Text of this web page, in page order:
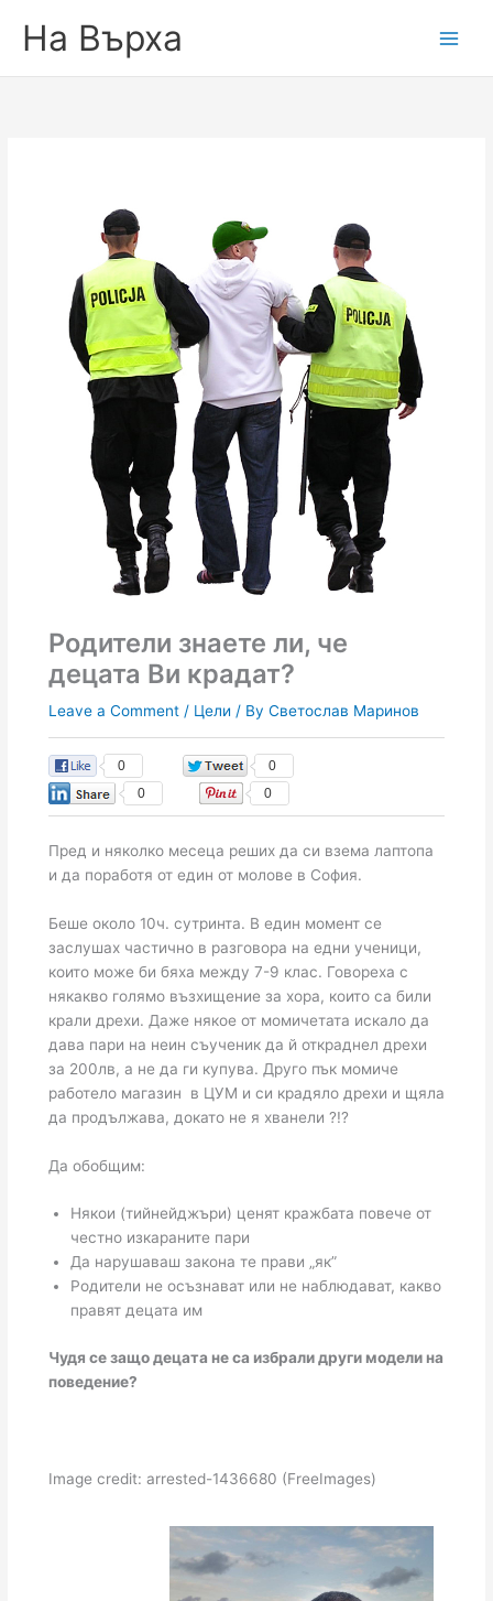
На Върха
Родители знаете ли, че
децата Ви крадат?
Leave a Comment / Цели / By Светослав Маринов
0
0
0
0
Пред и няколко месеца реших да си взема лаптопа
и да поработя от един от молове в София.
Беше около 10ч. сутринта. В един момент се
заслушах частично в разговора на едни ученици,
които може би бяха между 7-9 клас. Говореха с
някакво голямо възхищение за хора, които са били
крали дрехи. Даже някое от момичетата искало да
дава пари на неин съученик да й откраднел дрехи
за 200лв, а не да ги купува. Друго пък момиче
работело магазин в ЦУМ и си крадяло дрехи и щяла
да продължава, докато не я хванели ?!?
Да обобщим:
Някои (тийнейджъри) ценят кражбата повече от
честно изкараните пари
Да нарушаваш закона те прави „як”
Родители не осъзнават или не наблюдават, какво
правят децата им
Чудя се защо децата не са избрали други модели на
поведение?
Image credit: arrested-1436680 (FreeImages)